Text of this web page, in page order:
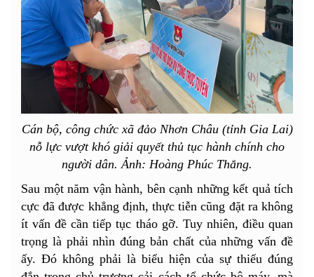
Cán bộ, công chức xã đảo Nhơn Châu (tỉnh Gia Lai)
nỗ lực vượt khó giải quyết thủ tục hành chính cho
người dân. Ảnh: Hoàng Phúc Thắng.
Sau một năm vận hành, bên cạnh những kết quả tích
cực đã được khẳng định, thực tiễn cũng đặt ra không
ít vấn đề cần tiếp tục tháo gỡ. Tuy nhiên, điều quan
trọng là phải nhìn đúng bản chất của những vấn đề
ấy. Đó không phải là biểu hiện của sự thiếu đúng